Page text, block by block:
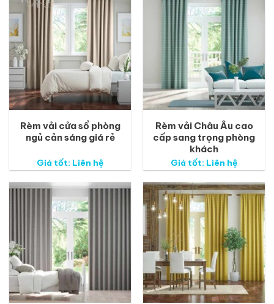
Rèm vải cửa sổ phòng
ngủ cản sáng giá rẻ
Giá tốt: Liên hệ
Rèm vải Châu Âu cao
cấp sang trọng phòng
khách
Giá tốt: Liên hệ